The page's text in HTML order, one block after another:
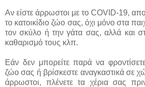
Αν είστε άρρωστοι με το COVID-19,
το κατοικίδιο ζώο σας, όχι μόνο στα
τον σκύλο ή την γάτα σας, αλλά και
καθαρισμό τους κλπ.
Εάν δεν μπορείτε παρά να φροντίσετε
ζώο σας ή βρίσκεστε αναγκαστικά σε
άρρωστοι, πλένετε τα χέρια σας